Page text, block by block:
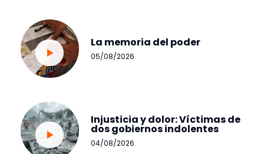
La memoria del poder
05/08/2026
Injusticia y dolor: Víctimas de
dos gobiernos indolentes
04/08/2026